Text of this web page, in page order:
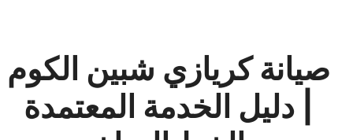
صيانة كريازي شبين الكوم
| دليل الخدمة المعتمدة